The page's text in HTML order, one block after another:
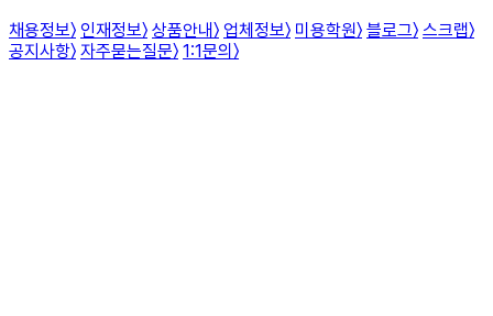
채용정보〉 인재정보〉 상품안내 〉 업체정보〉 미용학원〉 블로그〉 스크랩〉
공지사항〉 자주묻는질문〉 1:1문의 〉